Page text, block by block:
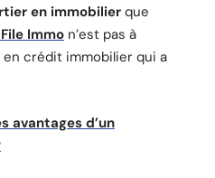
en immobilier que
Immo n’est pas à
crédit immobilier qui a
avantages d’un